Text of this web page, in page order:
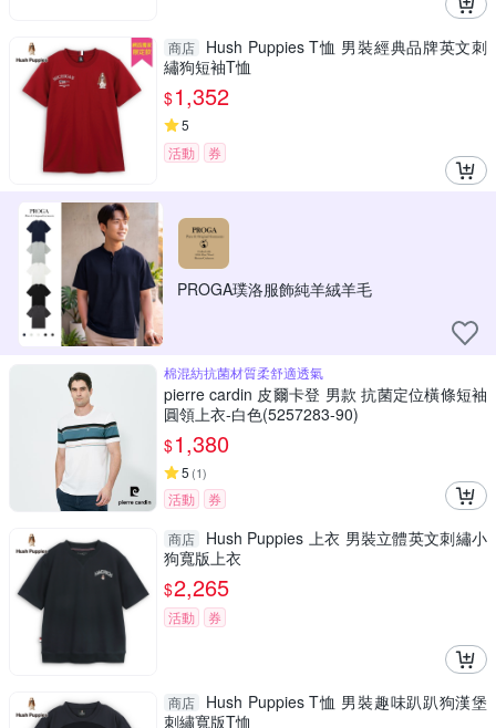
商店
Hush Puppies T恤 男裝經典品牌英文刺
繡狗短袖T恤
$1,352
5
活動
券
PROGA璞洛服飾純羊絨羊毛
棉混紡抗菌材質柔舒適透氣
pierre cardin 皮爾卡登 男款 抗菌定位橫條短袖
圓領上衣-白色(5257283-90)
$1,380
5 (1)
活動 券
商店
Hush Puppies 上衣 男裝立體英文刺繡小
狗寬版上衣
$2,265
活動 券
商店
Hush Puppies T恤 男裝趣味趴趴狗漢堡
刺繡寬版T恤